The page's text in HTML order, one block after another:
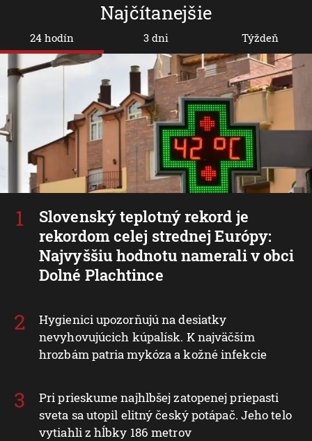
Najčítanejšie
24 hodín
Slovenský teplotný rekord je
rekordom celej strednej Európy:
Najvyššiu hodnotu namerali v obci
Dolné Plachtince
Hygienici upozorňujú na desiatky
nevyhovujúcich kúpalísk. K najväčším
hrozbám patria mykóza a kožné infekcie
Pri prieskume najhlbšej zatopenej priepasti
sveta sa utopil elitný český potápač. Jeho telo
vytiahli z hĺbky 186 metrov
3 dni Týždeň